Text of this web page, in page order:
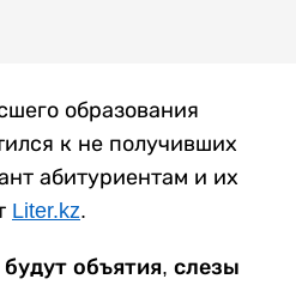
образования
к не получивших
абитуриентам и их
Liter.kz.
будут объятия, слезы